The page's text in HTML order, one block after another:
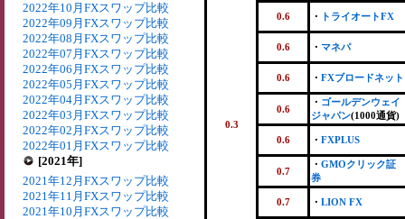
2022年10月FXスワップ比較
2022年09月FXスワップ比較
2022年08月FXスワップ比較
2022年07月FXスワップ比較
2022年06月FXスワップ比較
2022年05月FXスワップ比較
2022年04月FXスワップ比較
2022年03月FXスワップ比較
2022年02月FXスワップ比較
2022年01月FXスワップ比較
[2021年]
2021年12月FXスワップ比較
2021年11月FXスワップ比較
2021年10月FXスワップ比較
0.3
0.6 ・ トライオートFX
0.6 ・ マネパ
0.6 ・ FXブロードネット
0.6
・ ゴールデンウェイ
ジャパン(1000通貨)
0.6 ・ FXPLUS
0.7
・ GMOクリック証
券
0.7 ・ LION FX